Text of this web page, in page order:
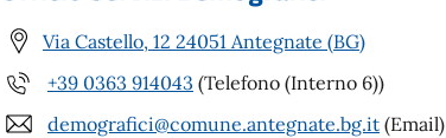
Via Castello, 12 24051 Antegnate (BG)
+39 0363 914043 (Telefono (Interno 6))
demografici@comune.antegnate.bg.it (Email)